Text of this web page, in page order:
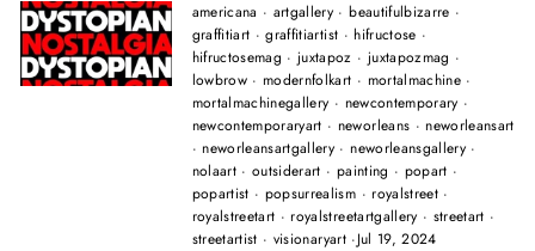
americana · artgallery ·beautifulbizarre ·
graffitiart ·graffitiartist · hifructose ·
hifructosemag ·juxtapoz · juxtapozmag ·
lowbrow · modernfolkart · mortalmachine·
mortalmachinegallery · newcontemporary ·
newcontemporaryart · neworleans · neworleansart
· neworleansartgallery · neworleansgallery·
nolaart ·outsiderart · painting · popart ·
popartist · popsurrealism · royalstreet·
royalstreetart · royalstreetartgallery · streetart ·
streetartist · visionaryart·Jul 19, 2024